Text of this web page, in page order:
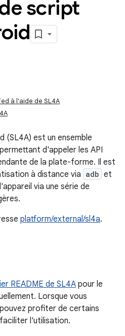
script
à l'aide de SL4A
(SL4A) est un ensemble
d'appeler les API
de la plate-forme. Il est
à distance via adb et
via une série de
platform/external/sl4a.
README de SL4A pour le
Lorsque vous
profiter de certains
l'utilisation.